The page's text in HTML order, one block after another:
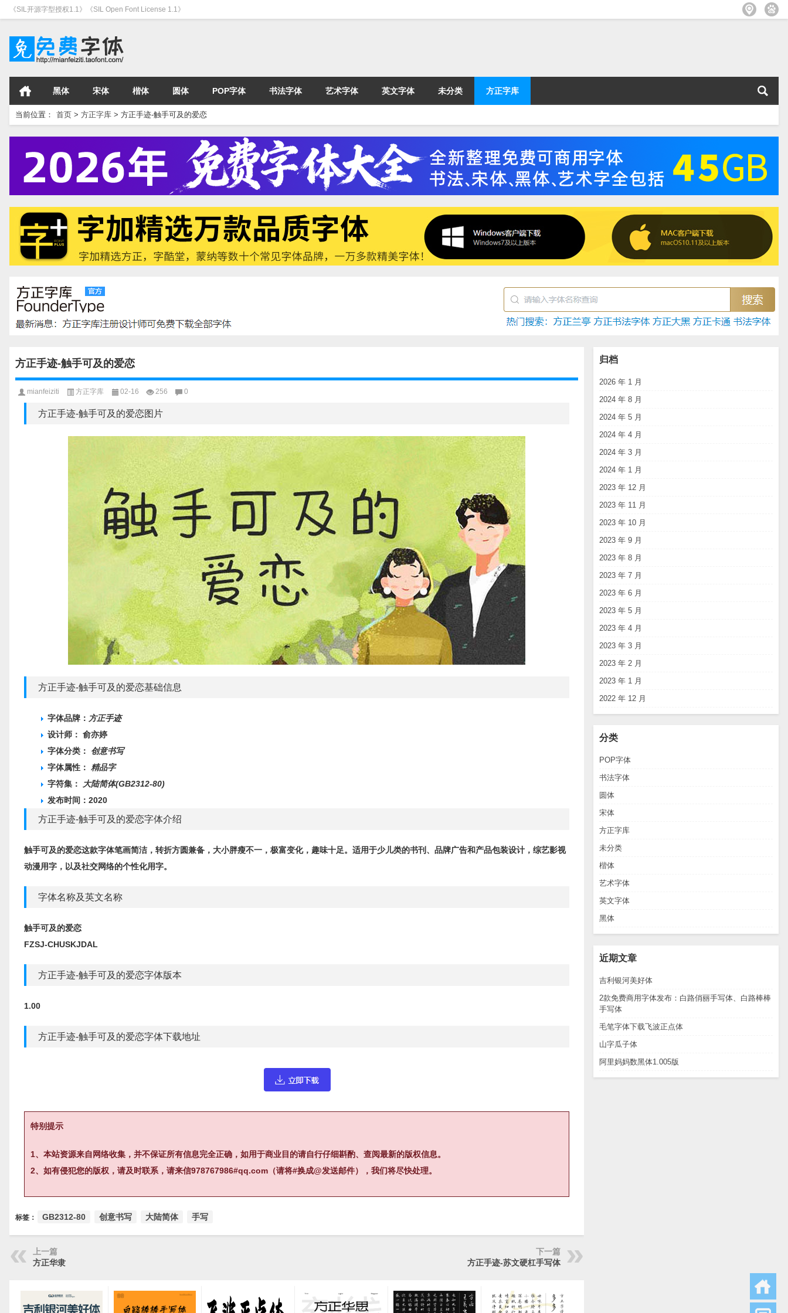
《SIL开源字型授权1.1》《SIL Open Font License 1.1》
黑体 宋体 楷体 圆体 POP字体 书法字体 艺术字体 英文字体 未分类 方正字库
当前位置： 首页 > 方正字库 > 方正手迹-触手可及的爱恋
归档
2026 年 1 月
2024 年 8 月
2024 年 5 月
2024 年 4 月
2024 年 3 月
2024 年 1 月
2023 年 12 月
2023 年 11 月
2023 年 10 月
2023 年 9 月
2023 年 8 月
2023 年 7 月
2023 年 6 月
2023 年 5 月
2023 年 4 月
2023 年 3 月
2023 年 2 月
2023 年 1 月
2022 年 12 月
分类
POP字体
书法字体
圆体
宋体
方正字库
未分类
楷体
艺术字体
英文字体
黑体
近期文章
吉利银河美好体
2款免费商用字体发布：白路俏丽手写体、白路棒棒
手写体
毛笔字体下载飞波正点体
山字瓜子体
阿里妈妈数黑体1.005版
方正手迹-触手可及的爱恋
mianfeiziti 方正字库 02-16 256 0
方正手迹-触手可及的爱恋图片
方正手迹-触手可及的爱恋基础信息
字体品牌： 方正手迹
设计师： 俞亦婷
字体分类： 创意书写
字体属性： 精品字
字符集：
大陆简体(GB2312-80)
发布时间：2020
方正手迹-触手可及的爱恋字体介绍
触手可及的爱恋这款字体笔画简洁，转折方圆兼备，大小胖瘦不一，极富变化，趣味十足。适用于少儿类的书刊、品牌广告和产品包装设计，综艺影视
动漫用字，以及社交网络的个性化用字。
字体名称及英文名称
触手可及的爱恋
FZSJ-CHUSKJDAL
方正手迹-触手可及的爱恋字体版本
1.00
方正手迹-触手可及的爱恋字体下载地址
特别提示
1、本站资源来自网络收集，并不保证所有信息完全正确，如用于商业目的请自行仔细斟酌、查阅最新的版权信息。
2、如有侵犯您的版权，请及时联系，请来信978767986#qq.com（请将#换成@发送邮件），我们将尽快处理。
标签： GB2312-80 创意书写 大陆简体 手写
上一篇
方正华隶
下一篇
方正手迹-苏文硬杠手写体